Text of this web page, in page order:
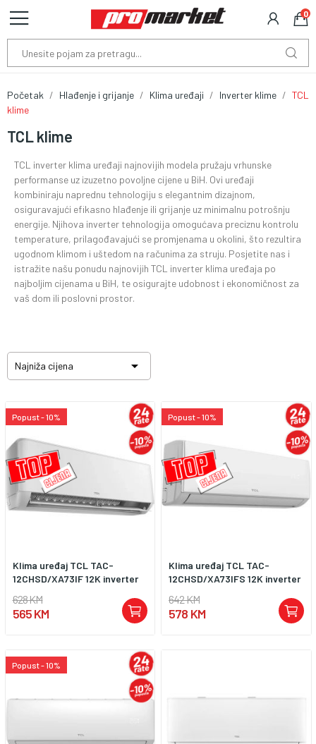
0
Početak Hlađenje i grijanje Klima uređaji Inverter klime
TCL
klime
TCL klime
TCL inverter klima uređaji najnovijih modela pružaju vrhunske
performanse uz izuzetno povoljne cijene u BiH. Ovi uređaji
kombiniraju naprednu tehnologiju s elegantnim dizajnom,
osiguravajući efikasno hlađenje ili grijanje uz minimalnu potrošnju
energije. Njihova inverter tehnologija omogućava preciznu kontrolu
temperature, prilagođavajući se promjenama u okolini, što rezultira
ugodnom klimom i uštedom na računima za struju. Posjetite nas i
istražite našu ponudu najnovijih TCL inverter klima uređaja po
najboljim cijenama u BiH, te osigurajte udobnost i ekonomičnost za
vaš dom ili poslovni prostor.
Najniža cijena 
Popust - 10%
Klima uređaj TCL TAC-
12CHSD/XA73IF 12K inverter
628 KM
565 KM
Popust - 10%
Klima uređaj TCL TAC-
12CHSD/XA73IFS 12K inverter
642 KM
578 KM
Popust - 10%